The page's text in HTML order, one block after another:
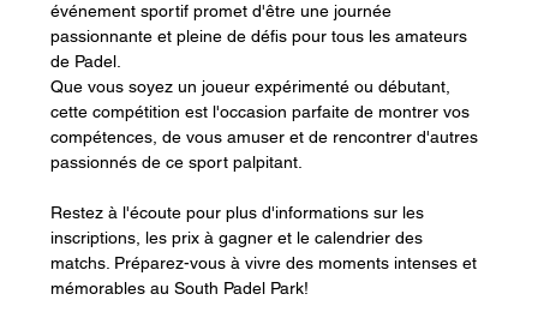
événement sportif promet d'être une journée
passionnante et pleine de défis pour tous les amateurs
de Padel.
Que vous soyez un joueur expérimenté ou débutant,
cette compétition est l'occasion parfaite de montrer vos
compétences, de vous amuser et de rencontrer d'autres
passionnés de ce sport palpitant.
Restez à l'écoute pour plus d'informations sur les
inscriptions, les prix à gagner et le calendrier des
matchs. Préparez-vous à vivre des moments intenses et
mémorables au South Padel Park!